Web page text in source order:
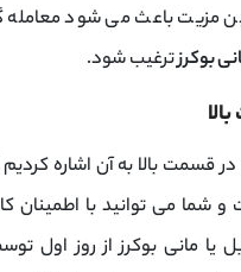
مزیت باعث می شود معامله
بوکرزترغیب شود.
شما می توانید با اطمینان
یا مانی بوکرز از روز اول